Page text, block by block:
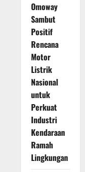
Omoway
Sambut
Positif
Rencana
Motor
Listrik
Nasional
untuk
Perkuat
Industri
Kendaraan
Ramah
Lingkungan